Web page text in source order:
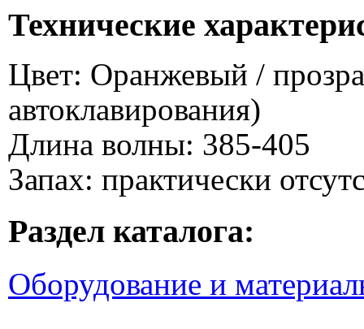
Технические
Цвет: Оранжевый /
автоклавирования)
Длина волны: 385-405
Запах: практически
Раздел каталога:
Оборудование и